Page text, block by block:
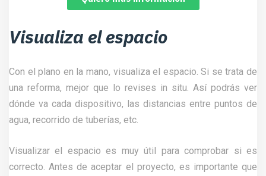
Visualiza el espacio
Con el plano en la mano, visualiza el espacio. Si se trata de
una reforma, mejor que lo revises in situ. Así podrás ver
dónde va cada dispositivo, las distancias entre puntos de
agua, recorrido de tuberías, etc.
Visualizar el espacio es muy útil para comprobar si es
correcto. Antes de aceptar el proyecto, es importante que